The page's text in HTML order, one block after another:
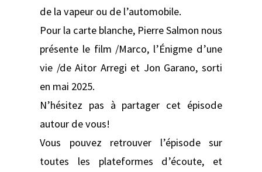
de la vapeur ou de l’automobile.
Pour la carte blanche, Pierre Salmon nous
présente le film /Marco, l’Énigme d’une
vie /de Aitor Arregi et Jon Garano, sorti
en mai 2025.
N’hésitez pas à partager cet épisode
autour de vous!
Vous pouvez retrouver l’épisode sur
toutes les plateformes d’écoute, et